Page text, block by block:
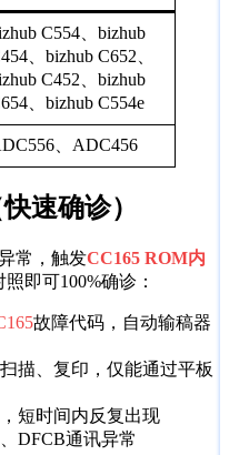
C554、bizhub
、bizhub C652、
C452、bizhub
、bizhub C554e
、ADC456
速确诊）
常，触发CC165 ROM内
即可100%确诊：
故障代码，自动输稿器
描、复印，仅能通过平板
短时间内反复出现
DFCB通讯异常